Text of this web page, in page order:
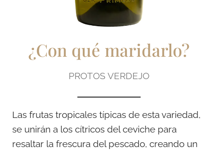
¿Con qué maridarlo?
PROTOS VERDEJO
Las frutas tropicales típicas de esta variedad,
se unirán a los cítricos del ceviche para
resaltar la frescura del pescado, creando un